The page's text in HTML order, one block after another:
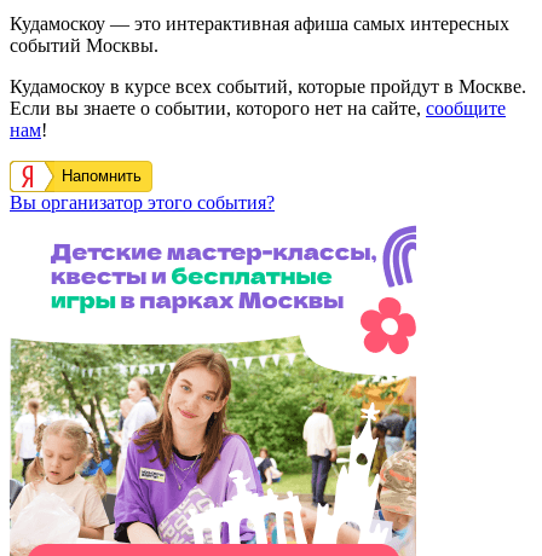
Кудамоскоу — это интерактивная афиша самых интересных
событий Москвы.
Кудамоскоу в курсе всех событий, которые пройдут в Москве.
Если вы знаете о событии, которого нет на сайте, сообщите
нам!
Напомнить
Вы организатор этого события?